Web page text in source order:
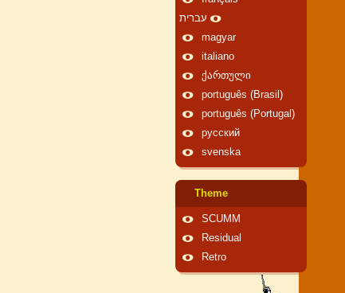
עברית
magyar
italiano
ქართული
português (Brasil)
português (Portugal)
русский
svenska
Theme
SCUMM
Residual
Retro